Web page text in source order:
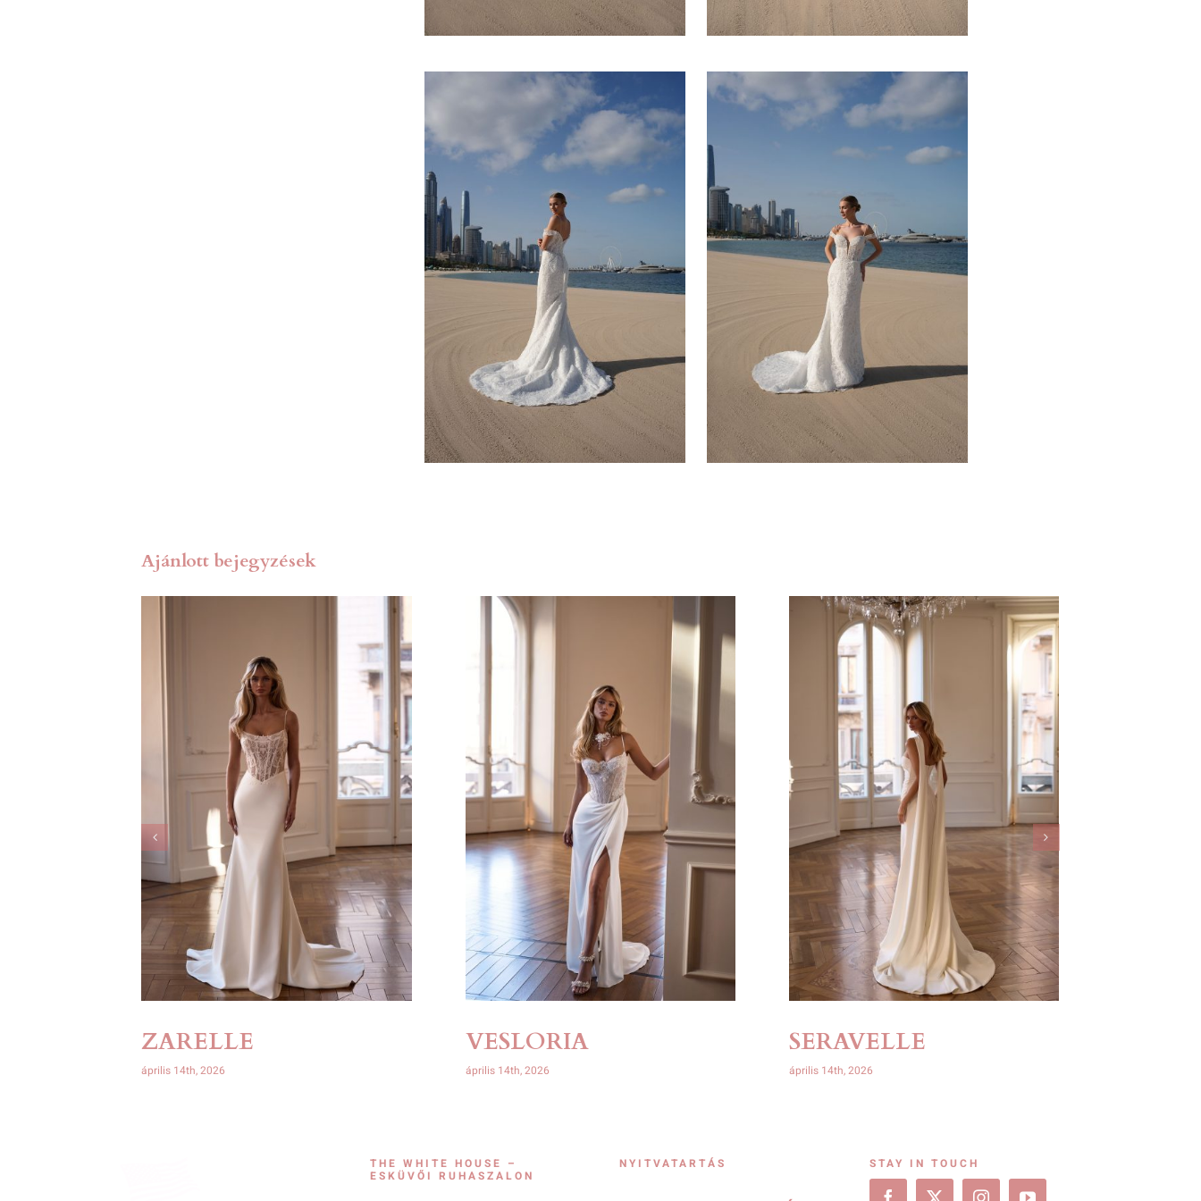
Ajánlott bejegyzések
ZARELLE
április 14th, 2026
VESLORIA
április 14th, 2026
SERAVELLE
április 14th, 2026
THE WHITE HOUSE –
ESKÜVŐI RUHASZALON
NYITVATARTÁS STAY IN TOUCH